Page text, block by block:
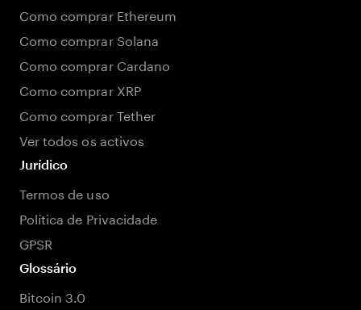
Como comprar Ethereum
Como comprar Solana
Como comprar Cardano
Como comprar XRP
Como comprar Tether
Ver todos os activos
Jurídico
Termos de uso
Política de Privacidade
GPSR
Glossário
Bitcoin 3.0